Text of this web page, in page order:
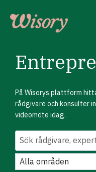
content
På Wisorys plattform
rådgivare och konsulter
videomöte idag.